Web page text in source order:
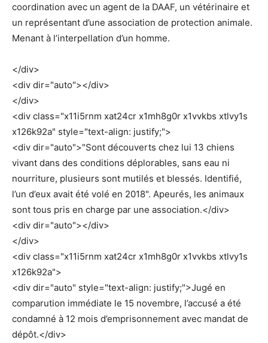
coordination avec un agent de la DAAF, un vétérinaire et
un représentant d’une association de protection animale.
Menant à l’interpellation d’un homme.
</div>
<div dir="auto"></div>
</div>
<div class="x11i5rnm xat24cr x1mh8g0r x1vvkbs xtlvy1s
x126k92a" style="text-align: justify;">
<div dir="auto">"Sont découverts chez lui 13 chiens
vivant dans des conditions déplorables, sans eau ni
nourriture, plusieurs sont mutilés et blessés. Identifié,
l’un d’eux avait été volé en 2018". Apeurés, les animaux
sont tous pris en charge par une association.</div>
<div dir="auto"></div>
</div>
<div class="x11i5rnm xat24cr x1mh8g0r x1vvkbs xtlvy1s
x126k92a">
<div dir="auto" style="text-align: justify;">Jugé en
comparution immédiate le 15 novembre, l’accusé a été
condamné à 12 mois d’emprisonnement avec mandat de
dépôt.</div>